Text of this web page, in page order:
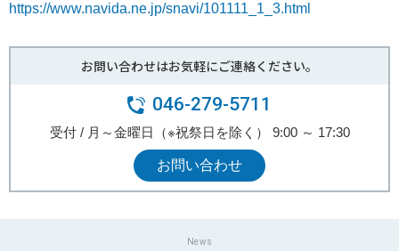
https://www.navida.ne.jp/snavi/101111_1_3.html
お問い合わせはお気軽にご連絡ください。
046-279-5711
受付 / 月～金曜日（※祝祭日を除く） 9:00 ～ 17:30
お問い合わせ
News